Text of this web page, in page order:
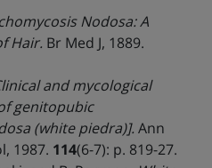
Nodosa: A
Hair. Br Med J, 1889.
and mycological
genitopubic
(white piedra)]. Ann
1987. 114(6-7): p. 819-27.